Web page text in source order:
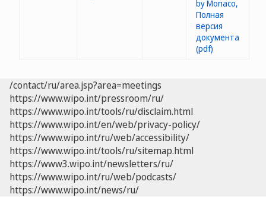
/contact/ru/area.jsp?area=meetings
https://www.wipo.int/pressroom/ru/
https://www.wipo.int/tools/ru/disclaim.html
https://www.wipo.int/en/web/privacy-policy/
https://www.wipo.int/ru/web/accessibility/
https://www.wipo.int/tools/ru/sitemap.html
https://www3.wipo.int/newsletters/ru/
https://www.wipo.int/ru/web/podcasts/
https://www.wipo.int/news/ru/